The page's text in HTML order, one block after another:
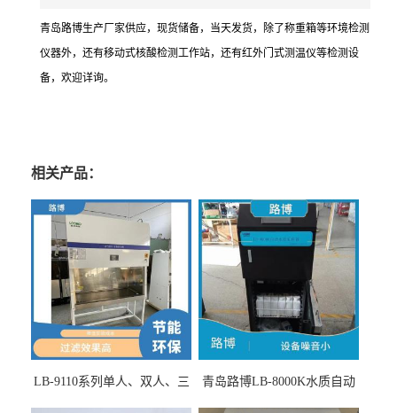
青岛路博生产厂家供应，现货储备，当天发货，除了称重箱等环境检测
仪器外，还有移动式核酸检测工作站，还有红外门式测温仪等检测设
备，欢迎详询。
相关产品：
LB-9110系列单人、双人、三
青岛路博LB-8000K水质自动